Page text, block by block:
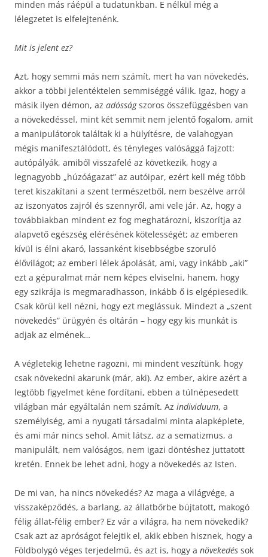
minden más ráépül a tudatunkban. E nélkül még a
lélegzetet is elfelejtenénk.
Mit is jelent ez?
Azt, hogy semmi más nem számít, mert ha van növekedés,
akkor a többi jelentéktelen semmiséggé válik. Igaz, hogy a
másik ilyen démon, az adósságszoros összefüggésben van
a növekedéssel, mint két semmit nem jelentő fogalom, amit
a manipulátorok találtak ki a hülyítésre, de valahogyan
mégis manifesztálódott, és tényleges valósággá fajzott:
autópályák, amiből visszafelé az következik, hogy a
legnagyobb „húzóágazat” az autóipar, ezért kell még több
teret kiszakítani a szent természetből, nem beszélve arról
az iszonyatos zajról és szennyről, ami vele jár. Az, hogy a
továbbiakban mindent ez fog meghatározni, kiszorítja az
alapvető egészség elérésének kötelességét; az emberen
kívül is élni akaró, lassanként kisebbségbe szoruló
élővilágot; az emberi lélek ápolását, ami, vagy inkább „aki”
ezt a gépuralmat már nem képes elviselni, hanem, hogy
egy szikrája is megmaradhasson, inkább ő is elgépiesedik.
Csak körül kell nézni, hogy ezt meglássuk. Mindezt a „szent
növekedés” ürügyén és oltárán – hogy egy kis munkát is
adjak az elmének…
A végletekig lehetne ragozni, mi mindent veszítünk, hogy
csak növekedni akarunk (már, aki). Az ember, akire azért a
legtöbb figyelmet kéne fordítani, ebben a túlnépesedett
világban már egyáltalán nem számít. Az individuum, a
személyiség, ami a nyugati társadalmi minta alapképlete,
és ami már nincs sehol. Amit látsz, az a sematizmus, a
manipulált, nem valóságos, nem igazi döntéshez juttatott
kretén. Ennek be lehet adni, hogy a növekedés az Isten.
De mi van, ha nincs növekedés? Az maga a világvége, a
visszaképződés, a barlang, az állatbőrbe bújtatott, makogó
félig állat-félig ember? Ez vár a világra, ha nem növekedik?
Csak azt az apróságot felejtik el, akik ebben hisznek, hogy a
Földbolygó véges terjedelmű, és azt is, hogy a növekedés sok